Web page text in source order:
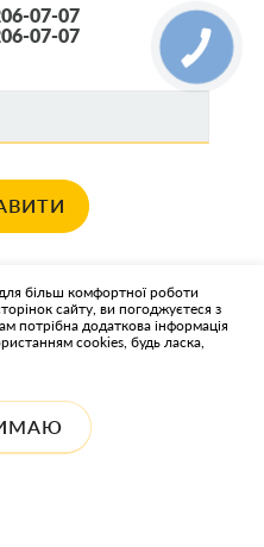
07-07
07-07
більш комфортної роботи
сайту, ви погоджуєтеся з
потрібна додаткова інформація
cookies, будь ласка,